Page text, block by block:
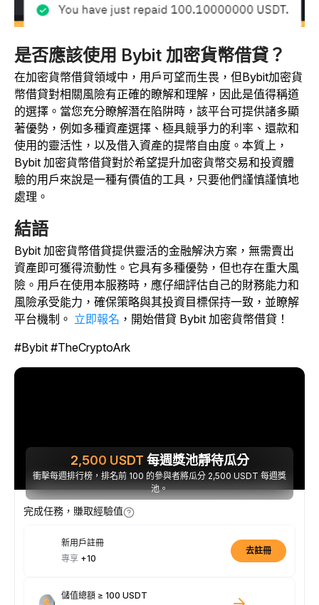
是否應該使用 Bybit 加密貨幣借貸？
在加密貨幣借貸領域中，用戶可望而生畏，但Bybit加密貨
幣借貸對相關風險有正確的瞭解和理解，因此是值得稱道
的選擇。當您充分瞭解潛在陷阱時，該平台可提供諸多顯
著優勢，例如多種資產選擇、極具競爭力的利率、還款和
使用的靈活性，以及借入資產的提幣自由度。本質上，
Bybit 加密貨幣借貸對於希望提升加密貨幣交易和投資體
驗的用戶來說是一種有價值的工具，只要他們謹慎謹慎地
處理。
結語
Bybit 加密貨幣借貸提供靈活的金融解決方案，無需賣出
資產即可獲得流動性。它具有多種優勢，但也存在重大風
險。用戶在使用本服務時，應仔細評估自己的財務能力和
風險承受能力，確保策略與其投資目標保持一致，並瞭解
平台機制。 立即報名 ，開始借貸 Bybit 加密貨幣借貸！
#Bybit #TheCryptoArk
2,500 USDT 每週獎池靜待瓜分
衝擊每週排行榜，排名前 100 的參與者將瓜分 2,500 USDT 每週獎
池。
完成任務，賺取經驗值
新用戶註冊
專享 +10
去註冊
儲值總額 ≥ 100 USDT